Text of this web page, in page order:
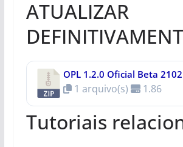
ATUALIZAR
OPL 1.2.0 Oficial Beta 2102
1 arquivo(s) 1.86
Tutoriais